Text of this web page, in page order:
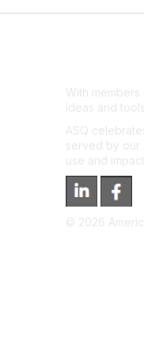
With
ideas and
ASQ
served by our
use and
© 2026